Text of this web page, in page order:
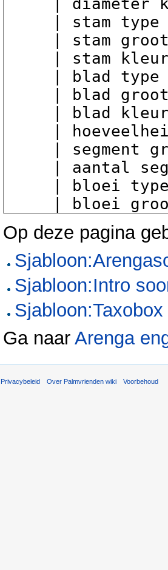
Op deze pagina
Sjabloon:Intro
Sjabloon:Taxobox
Ga naar Arenga
Privacybeleid Over Palmvrienden wiki Voorbehoud